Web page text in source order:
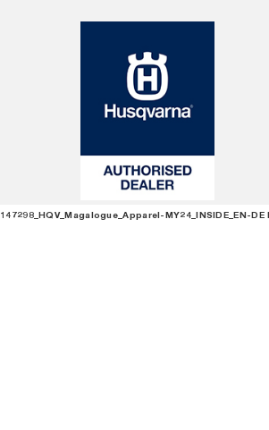
147298_HQV_Magalogue_Apparel-MY24_INSIDE_EN-DE